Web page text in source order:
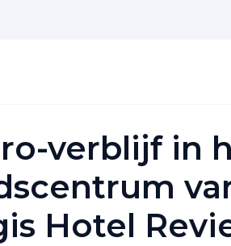
verblijf in
Hotel